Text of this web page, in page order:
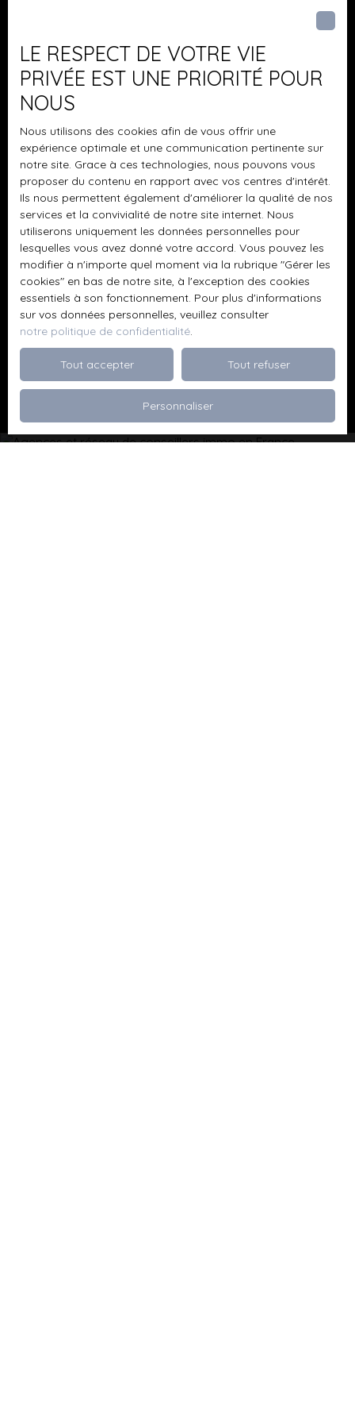
J'accepte le traitement de mes données
personnelles conformément au RGPD. Si vous ne
souhaitez pas faire l'objet de prospection
commerciale par voie téléphonique, vous pouvez
au démarchage téléphonique, prévu par l'article
L223-1 du code de la consommation, sur le site
Internet www.bloctel.gouv.fr ou par courrier
adressé à :
Société Worldline, Service Bloctel, CS 61311, 41013
BLOIS CEDEX.
Pour en savoir plus sur le traitement de vos
données personnelles, veuillez consulter notre
politique de confidentialité.
Recevoir des annonces
LE RESPECT DE VOTRE VIE
PRIVÉE EST UNE PRIORITÉ POUR
NOUS
Nous utilisons des cookies afin de vous offrir une
expérience optimale et une communication pertinente sur
notre site. Grace à ces technologies, nous pouvons vous
proposer du contenu en rapport avec vos centres d'intérêt.
Ils nous permettent également d'améliorer la qualité de nos
services et la convivialité de notre site internet. Nous
utiliserons uniquement les données personnelles pour
lesquelles vous avez donné votre accord. Vous pouvez les
modifier à n'importe quel moment via la rubrique ″Gérer les
cookies″ en bas de notre site, à l'exception des cookies
essentiels à son fonctionnement. Pour plus d'informations
sur vos données personnelles, veuillez consulter
notre politique de confidentialité.
Tout accepter Tout refuser
Personnaliser